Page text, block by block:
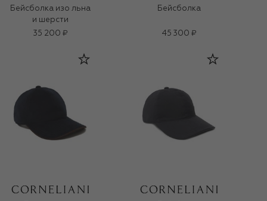
Бейсболка изо льна
и шерсти
35 200 ₽
Бейсболка
45 300 ₽